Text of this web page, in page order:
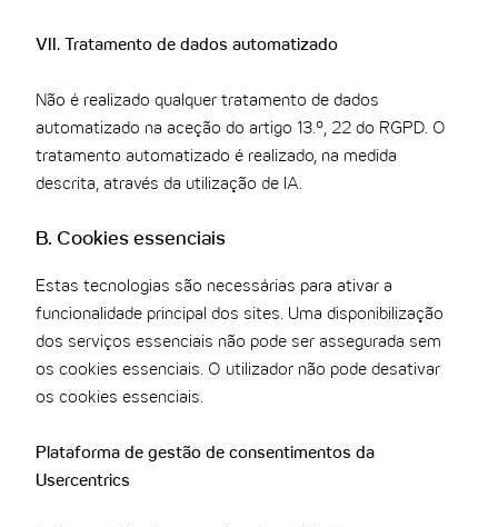
VII. Tratamento de dados automatizado
Não é realizado qualquer tratamento de dados
automatizado na aceção do artigo 13.º, 22 do RGPD. O
tratamento automatizado é realizado, na medida
descrita, através da utilização de IA.
B. Cookies essenciais
Estas tecnologias são necessárias para ativar a
funcionalidade principal dos sites. Uma disponibilização
dos serviços essenciais não pode ser assegurada sem
os cookies essenciais. O utilizador não pode desativar
os cookies essenciais.
Plataforma de gestão de consentimentos da
Usercentrics